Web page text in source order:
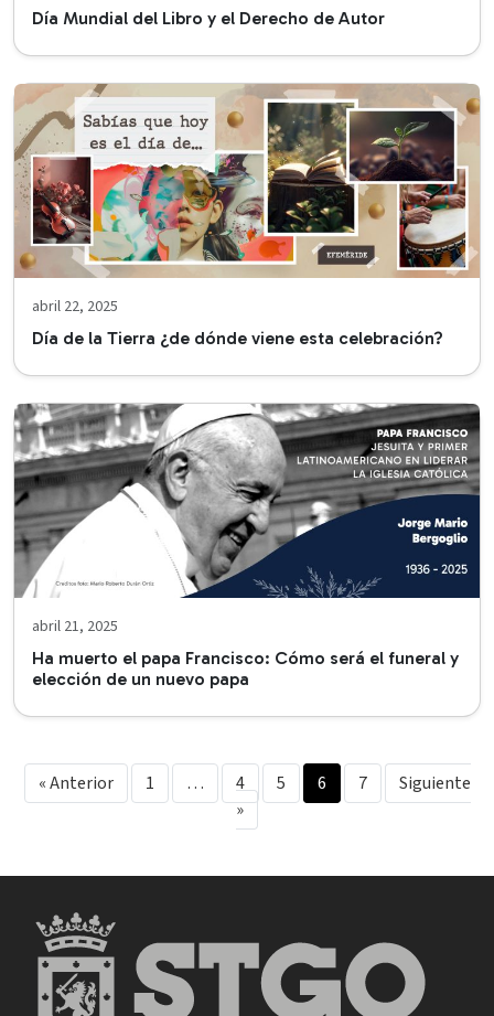
Día Mundial del Libro y el Derecho de Autor
abril 22, 2025
Día de la Tierra ¿de dónde viene esta celebración?
abril 21, 2025
Ha muerto el papa Francisco: Cómo será el funeral y
elección de un nuevo papa
« Anterior 1 … 4 5 6 7
Siguiente
»